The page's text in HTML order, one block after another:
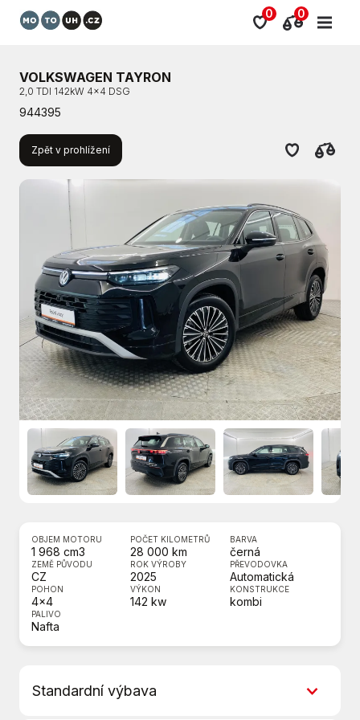
0 0
VOLKSWAGEN TAYRON
2,0 TDI 142kW 4x4 DSG
944395
Zpět v prohlížení
OBJEM MOTORU
1 968 cm3
POČET KILOMETRŮ
28 000 km
BARVA
černá
ZEMĚ PŮVODU
CZ
ROK VÝROBY
2025
PŘEVODOVKA
Automatická
POHON
4x4
VÝKON
142 kw
KONSTRUKCE
kombi
PALIVO
Nafta
Standardní výbava